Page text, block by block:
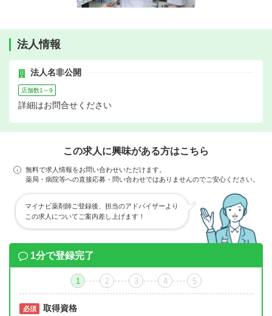
法人情報
法人名非公開
店舗数1～9
詳細はお問合せください
この求人に興味がある方はこちら
無料で求人情報をお問い合わせいただけます。
薬局・病院等への直接応募・問い合わせではありませんのでご安心ください。
マイナビ薬剤師ご登録後、担当のアドバイザーより
この求人についてご案内差し上げます！
1分で登録完了
1 2 3 4 5
必須 取得資格